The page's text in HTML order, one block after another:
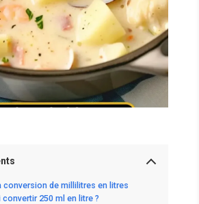
conversion de millilitres en litres
250 ml en litre ?